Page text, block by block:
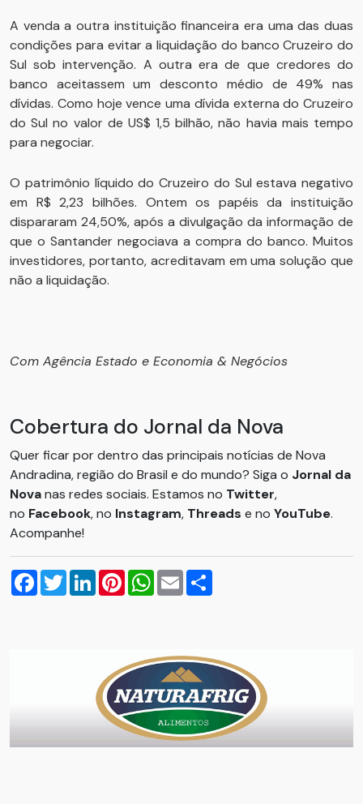
A venda a outra instituição financeira era uma das duas
condições para evitar a liquidação do banco Cruzeiro do
Sul sob intervenção. A outra era de que credores do
banco aceitassem um desconto médio de 49% nas
dívidas. Como hoje vence uma dívida externa do Cruzeiro
do Sul no valor de US$ 1,5 bilhão, não havia mais tempo
para negociar.
O patrimônio líquido do Cruzeiro do Sul estava negativo
em R$ 2,23 bilhões. Ontem os papéis da instituição
dispararam 24,50%, após a divulgação da informação de
que o Santander negociava a compra do banco. Muitos
investidores, portanto, acreditavam em uma solução que
não a liquidação.
Com Agência Estado e Economia & Negócios
Cobertura do Jornal da Nova
Quer ficar por dentro das principais notícias de Nova
Andradina, região do Brasil e do mundo? Siga o Jornal da
Novanas redes sociais. Estamos no Twitter,
no Facebook, no Instagram, Threads e no YouTube.
Acompanhe!
Facebook
TwitterLinkedInPinterestWhatsApp
Email